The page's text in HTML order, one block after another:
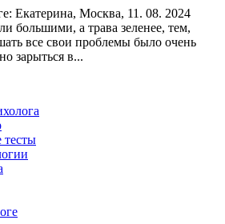
Екатерина, Москва, 11. 08. 2024
большими, а трава зеленее, тем,
все свои проблемы было очень
зарыться в...
тесты